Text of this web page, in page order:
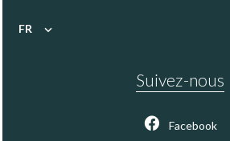
FR
Suivez-nous
Facebook